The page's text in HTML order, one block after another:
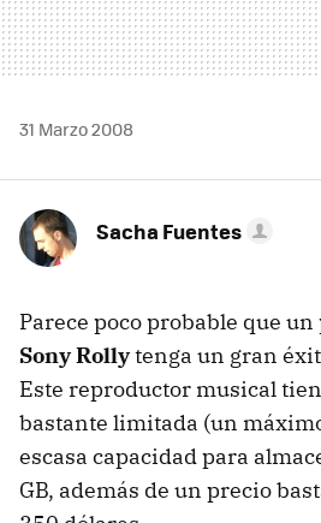
31 Marzo 2008
Sacha Fuentes
Parece poco probable que
Sony Rollytenga un gran
Este reproductor musical
bastante limitada (un
escasa capacidad para
GB, además de un precio